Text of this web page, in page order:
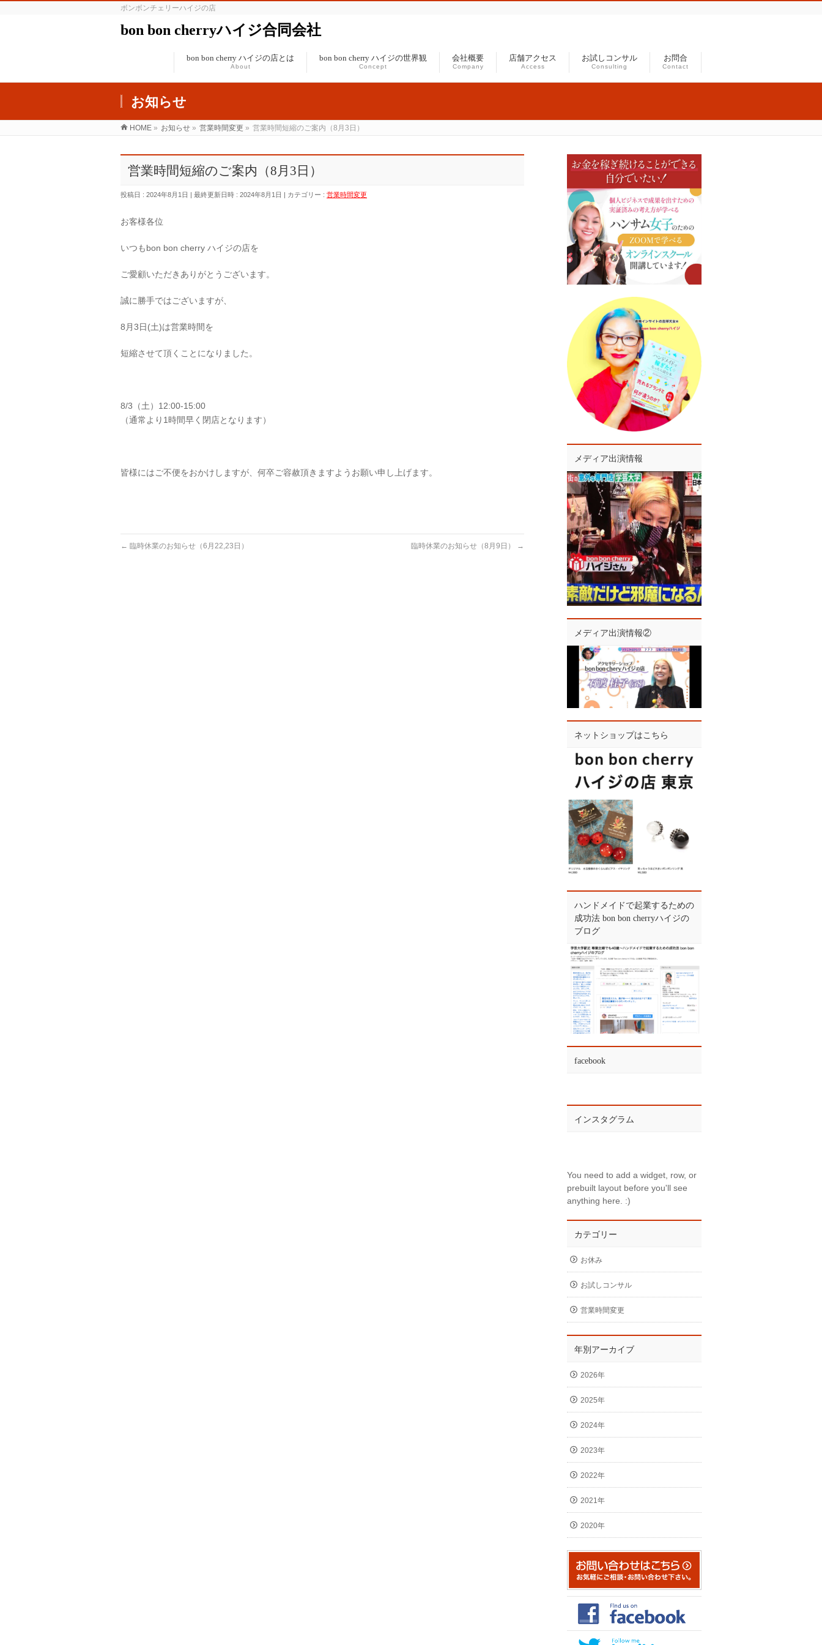
ボンボンチェリーハイジの店
bon bon cherryハイジ合同会社
bon bon cherry ハイジの店とは
About
bon bon cherry ハイジの世界観
Concept
会社概要
Company
店舗アクセス
Access
お試しコンサル
Consulting
お問合
Contact
お知らせ
HOME » お知らせ » 営業時間変更 » 営業時間短縮のご案内（8月3日）
営業時間短縮のご案内（8月3日）
投稿日 : 2024年8月1日 最終更新日時 : 2024年8月1日 カテゴリー : 営業時間変更
お客様各位
いつもbon bon cherry ハイジの店を
ご愛顧いただきありがとうございます。
誠に勝手ではございますが、
8月3日(土)は営業時間を
短縮させて頂くことになりました。
8/3（土）12:00-15:00
（通常より1時間早く閉店となります）
皆様にはご不便をおかけしますが、何卒ご容赦頂きますようお願い申し上げます。
← 臨時休業のお知らせ（6月22,23日） 臨時休業のお知らせ（8月9日） →
メディア出演情報
メディア出演情報②
ネットショップはこちら
ハンドメイドで起業するための
成功法 bon bon cherryハイジの
ブログ
facebook
インスタグラム
You need to add a widget, row, or
prebuilt layout before you'll see
anything here. :)
カテゴリー
お休み
お試しコンサル
営業時間変更
年別アーカイブ
2026年
2025年
2024年
2023年
2022年
2021年
2020年